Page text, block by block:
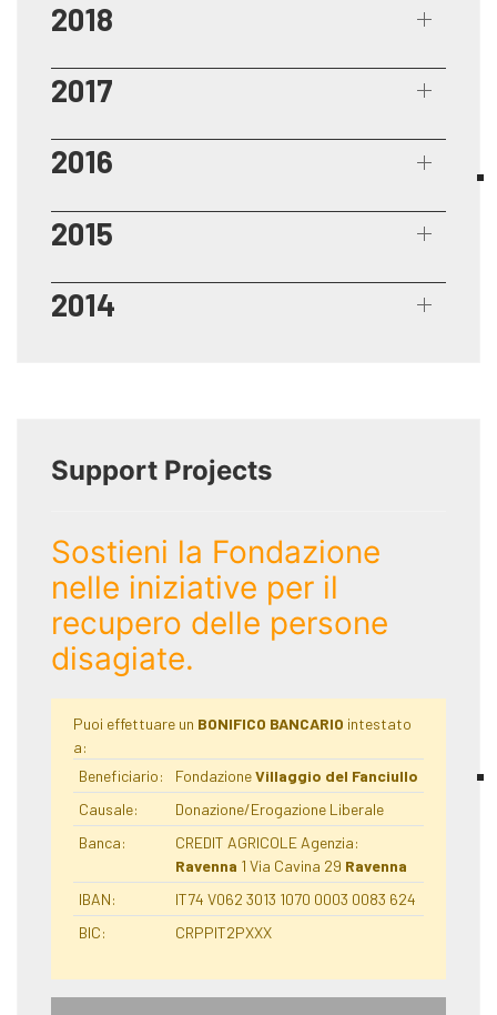
2018
2017
2016
2015
2014
Support Projects
Sostieni la Fondazione
nelle iniziative per il
recupero delle persone
disagiate.
Puoi effettuare un BONIFICO BANCARIO intestato
a:
Beneficiario:
FondazioneVillaggio del Fanciullo
Causale:
Donazione/Erogazione Liberale
Banca:
CREDIT AGRICOLE Agenzia:
Ravenna 1 Via Cavina 29 Ravenna
IBAN:
IT74 V062 3013 1070 0003 0083 624
BIC:
CRPPIT2PXXX